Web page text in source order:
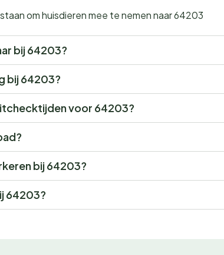
om huisdieren mee te nemen naar 64203
bij 64203?
bij 64203?
voor 64203?
bij 64203?
64203?